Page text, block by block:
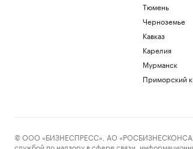
Тюмень
Черноземье
Кавказ
Карелия
Мурманск
Приморский
© ООО «БИЗНЕСПРЕСС», АО
службой по надзору в сфере связи,